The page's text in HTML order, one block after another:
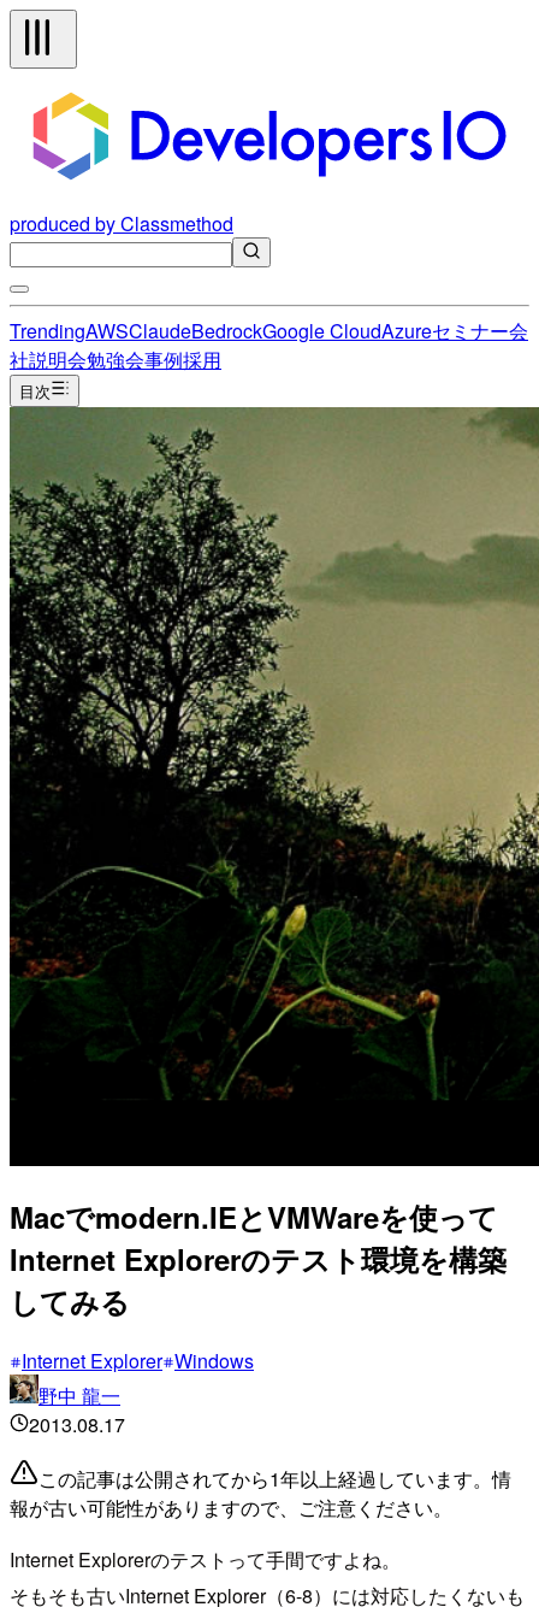
produced by Classmethod
TrendingAWSClaudeBedrockGoogle CloudAzureセミナー会
社説明会勉強会事例採用
目次
Macでmodern.IEとVMWareを使って
Internet Explorerのテスト環境を構築
してみる
Internet Explorer Windows
野中 龍一
2013.08.17
この記事は公開されてから1年以上経過しています。情
報が古い可能性がありますので、ご注意ください。
Internet Explorerのテストって手間ですよね。
そもそも古いInternet Explorer（6-8）には対応したくないも